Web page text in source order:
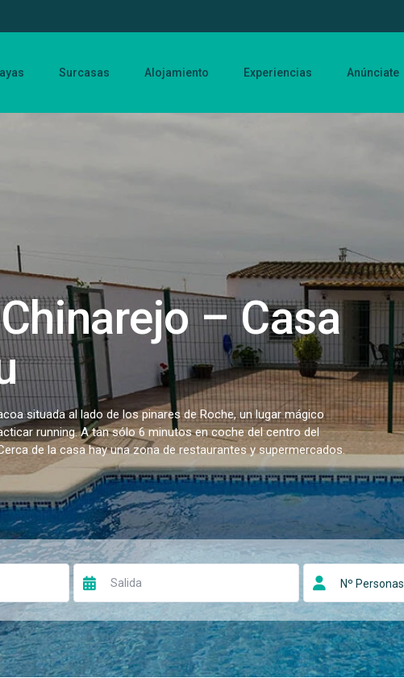
Surcasas Alojamiento Experiencias Anúnciate
– Casa
situada al lado de los pinares de Roche, un lugar mágico
running. A tan sólo 6 minutos en coche del centro del
de la casa hay una zona de restaurantes y supermercados.
Nº Personas